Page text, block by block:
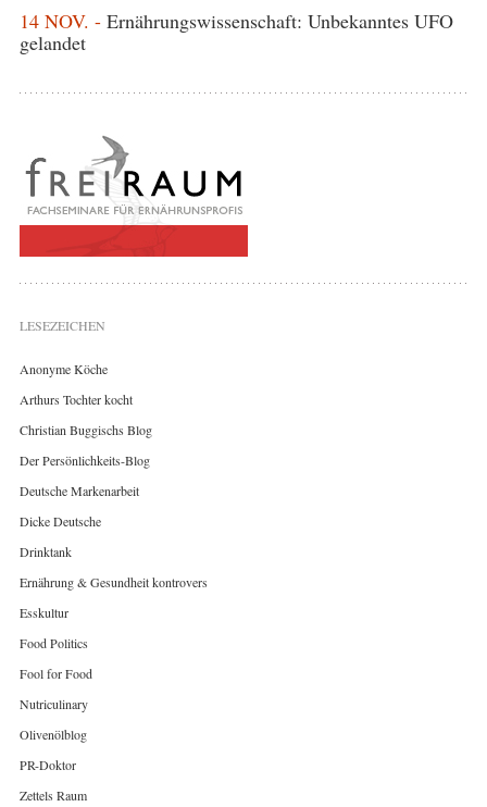
14 NOV. - Ernährungswissenschaft: Unbekanntes UFO
gelandet
LESEZEICHEN
Anonyme Köche
Arthurs Tochter kocht
Christian Buggischs Blog
Der Persönlichkeits-Blog
Deutsche Markenarbeit
Dicke Deutsche
Drinktank
Ernährung & Gesundheit kontrovers
Esskultur
Food Politics
Fool for Food
Nutriculinary
Olivenölblog
PR-Doktor
Zettels Raum